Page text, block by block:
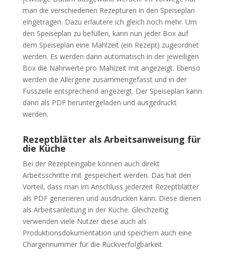
man die verschiedenen Rezepturen in den Speiseplan
eingetragen. Dazu erläutere ich gleich noch mehr. Um
den Speiseplan zu befüllen, kann nun jeder Box auf
dem Speiseplan eine Mahlzeit (ein Rezept) zugeordnet
werden. Es werden dann automatisch in der jeweiligen
Box die Nährwerte pro Mahlzeit mit angezeigt. Ebenso
werden die Allergene zusammengefasst und in der
Fusszeile entsprechend angezeigt. Der Speiseplan kann
dann als PDF heruntergeladen und ausgedruckt
werden.
Rezeptblätter als Arbeitsanweisung für
die Küche
Bei der Rezepteingabe können auch direkt
Arbeitsschritte mit gespeichert werden. Das hat den
Vorteil, dass man im Anschluss jederzeit Rezeptblätter
als PDF generieren und ausdrucken kann. Diese dienen
als Arbeitsanleitung in der Küche. Gleichzeitig
verwenden viele Nutzer diese auch als
Produktionsdokumentation und speichern auch eine
Chargennummer für die Rückverfolgbarkeit.